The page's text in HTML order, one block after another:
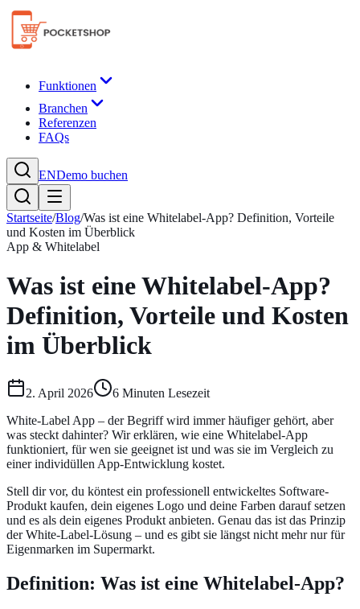
Funktionen
Branchen
Referenzen
FAQs
ENDemo buchen
Startseite/Blog/Was ist eine Whitelabel-App? Definition, Vorteile
und Kosten im Überblick
App & Whitelabel
Was ist eine Whitelabel-App?
Definition, Vorteile und Kosten
im Überblick
2. April 2026 6 Minuten Lesezeit
White-Label App – der Begriff wird immer häufiger gehört, aber
was steckt dahinter? Wir erklären, wie eine Whitelabel-App
funktioniert, für wen sie geeignet ist und was sie im Vergleich zu
einer individüllen App-Entwicklung kostet.
Stell dir vor, du köntest ein professionell entwickeltes Software-
Produkt kaufen, dein eigenes Logo und deine Farben darauf setzen
und es als dein eigenes Produkt anbieten. Genau das ist das Prinzip
der White-Label-Lösung – und es gibt sie längst nicht mehr nur für
Eigenmarken im Supermarkt.
Definition: Was ist eine Whitelabel-App?